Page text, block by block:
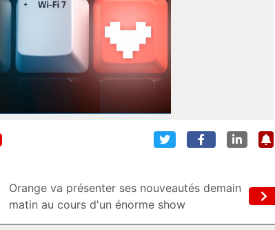
Orange va présenter ses nouveautés demain
matin au cours d'un énorme show